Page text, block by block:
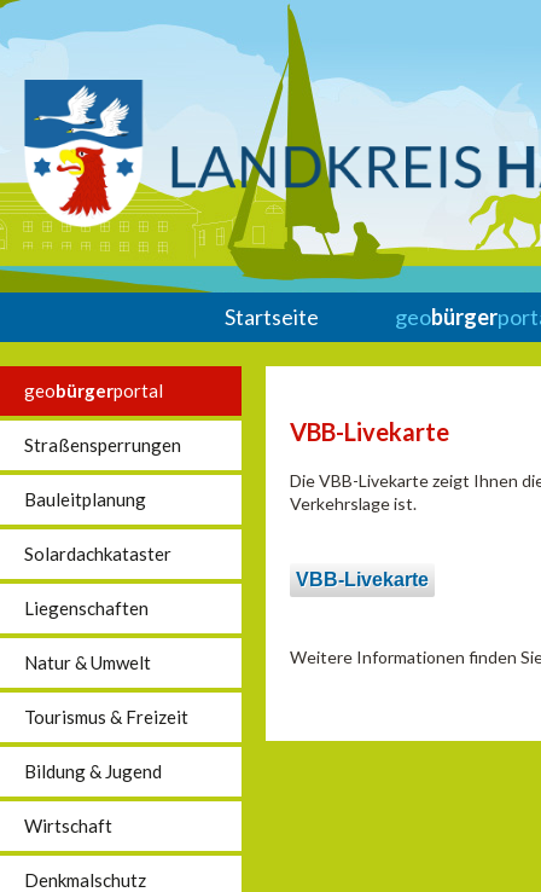
Startseite geobürger
geobürgerportal
Straßensperrungen
Bauleitplanung
Solardachkataster
Liegenschaften
Natur & Umwelt
Tourismus & Freizeit
Bildung & Jugend
Wirtschaft
Denkmalschutz
VBB-Livekarte
Die VBB-Livekarte zeigt Ihnen
Verkehrslage ist.
VBB-Livekarte
Weitere Informationen finden